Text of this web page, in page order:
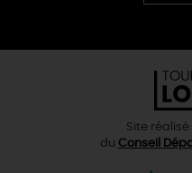
Site
du Conseil